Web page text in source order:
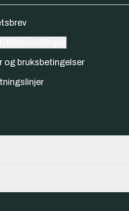
og bruksbetingelser